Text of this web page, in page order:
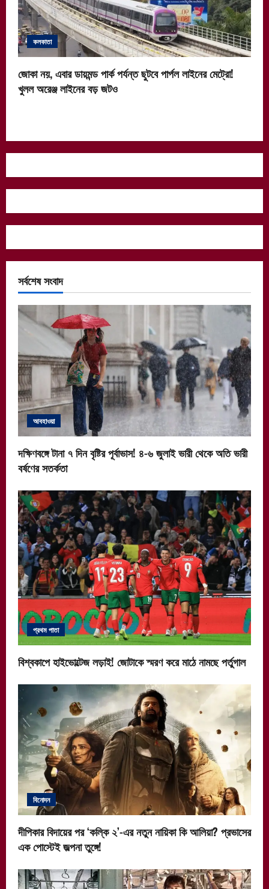
কলকাতা
জোকা নয়, এবার ডায়মন্ড পার্ক পর্যন্ত ছুটবে পার্পল লাইনের মেট্রো!
খুলল অরেঞ্জ লাইনের বড় জটও
সর্বশেষ সংবাদ
আবহাওয়া
দক্ষিণবঙ্গে টানা ৭ দিন বৃষ্টির পূর্বাভাস! ৪-৬ জুলাই ভারী থেকে অতি ভারী
বর্ষণের সতর্কতা
প্রথম পাতা
বিশ্বকাপে হাইভোল্টেজ লড়াই! জোটাকে স্মরণ করে মাঠে নামছে পর্তুগাল
বিনোদন
দীপিকার বিদায়ের পর ‘কল্কি ২’-এর নতুন নায়িকা কি আলিয়া? প্রভাসের
এক পোস্টেই জল্পনা তুঙ্গে!